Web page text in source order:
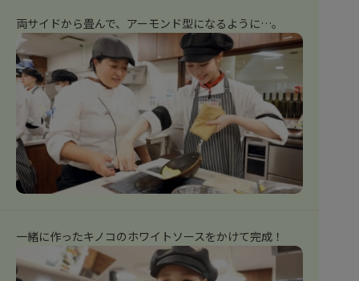
両サイドから畳んで、アーモンド型になるように…。
一緒に作ったキノコのホワイトソースをかけて完成！